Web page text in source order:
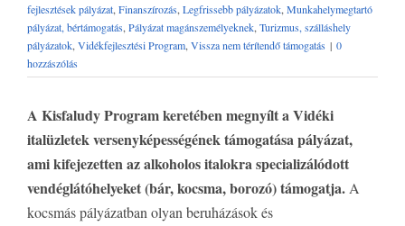
fejlesztések pályázat Finanszírozás Legfrissebb pályázatok Munkahelymegtartó
pályázat, bértámogatás Pályázat magánszemélyeknek Turizmus, szálláshely
pályázatok Vidékfejlesztési Program Vissza nem térítendő támogatás | 0
hozzászólás
A Kisfaludy Program keretében megnyílt a Vidéki
italüzletek versenyképességének támogatása pályázat,
ami kifejezetten az alkoholos italokra specializálódott
vendéglátóhelyeket (bár, kocsma, borozó) támogatja. A
kocsmás pályázatban olyan beruházások és